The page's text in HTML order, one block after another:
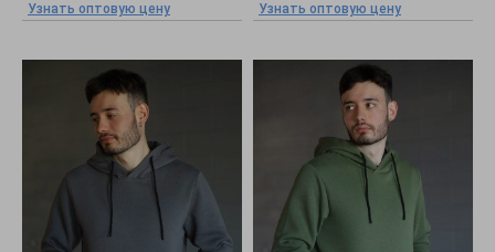
Узнать оптовую цену
Узнать оптовую цену